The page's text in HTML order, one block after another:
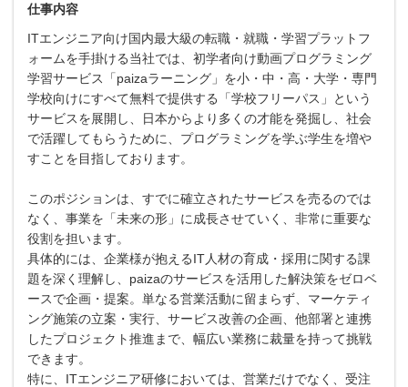
仕事内容
ITエンジニア向け国内最大級の転職・就職・学習プラットフ
ォームを手掛ける当社では、初学者向け動画プログラミング
学習サービス「paizaラーニング」を小・中・高・大学・専門
学校向けにすべて無料で提供する「学校フリーパス」という
サービスを展開し、日本からより多くの才能を発掘し、社会
で活躍してもらうために、プログラミングを学ぶ学生を増や
すことを目指しております。
このポジションは、すでに確立されたサービスを売るのでは
なく、事業を「未来の形」に成長させていく、非常に重要な
役割を担います。
具体的には、企業様が抱えるIT人材の育成・採用に関する課
題を深く理解し、paizaのサービスを活用した解決策をゼロベ
ースで企画・提案。単なる営業活動に留まらず、マーケティ
ング施策の立案・実行、サービス改善の企画、他部署と連携
したプロジェクト推進まで、幅広い業務に裁量を持って挑戦
できます。
特に、ITエンジニア研修においては、営業だけでなく、受注